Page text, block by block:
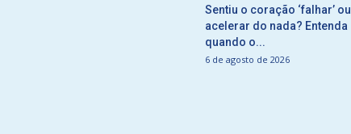
Sentiu o coração ‘falhar’ ou
acelerar do nada? Entenda
quando o...
6 de agosto de 2026